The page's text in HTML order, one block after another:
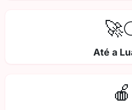
Até a